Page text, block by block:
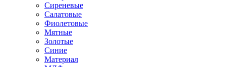
Сиреневые
Салатовые
Фиолетовые
Мятные
Золотые
Синие
Материал